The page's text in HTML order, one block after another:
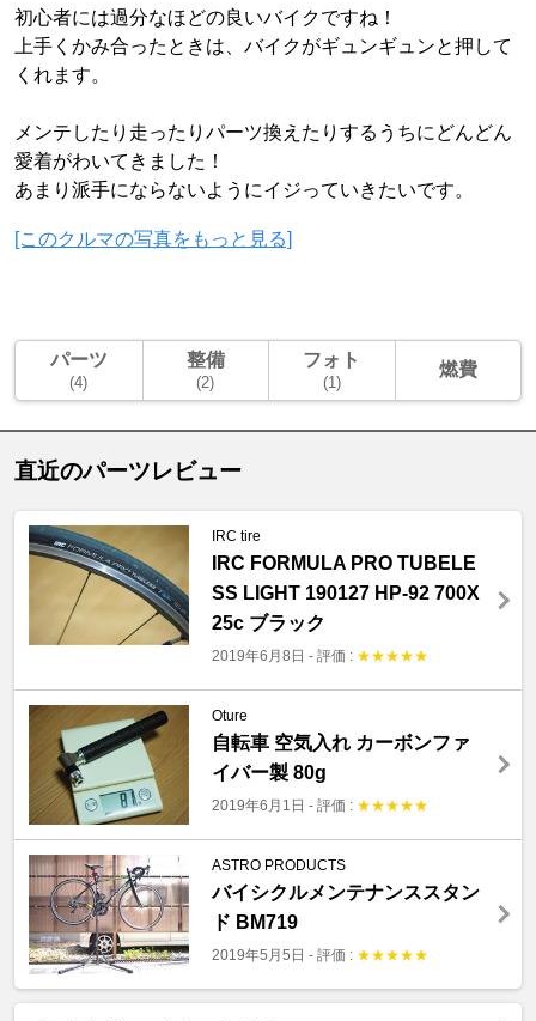
初心者には過分なほどの良いバイクですね！
上手くかみ合ったときは、バイクがギュンギュンと押して
くれます。
メンテしたり走ったりパーツ換えたりするうちにどんどん
愛着がわいてきました！
あまり派手にならないようにイジっていきたいです。
[このクルマの写真をもっと見る]
パーツ
(4)
整備
(2)
フォト
(1)
燃費
直近のパーツレビュー
IRC tire
IRC FORMULA PRO TUBELE
SS LIGHT 190127 HP-92 700X
25c ブラック
2019年6月8日 - 評価 : ★★★★★
Oture
自転車 空気入れ カーボンファ
イバー製 80g
2019年6月1日 - 評価 : ★★★★★
ASTRO PRODUCTS
バイシクルメンテナンススタン
ド BM719
2019年5月5日 - 評価 : ★★★★★